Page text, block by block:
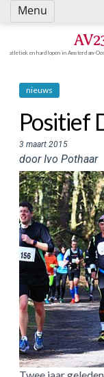
Spring
naar
atletiek en hardlopen in Amsterdam-
nieuws
Positief
3 maart 2015
door Ivo Pothaar
Menu